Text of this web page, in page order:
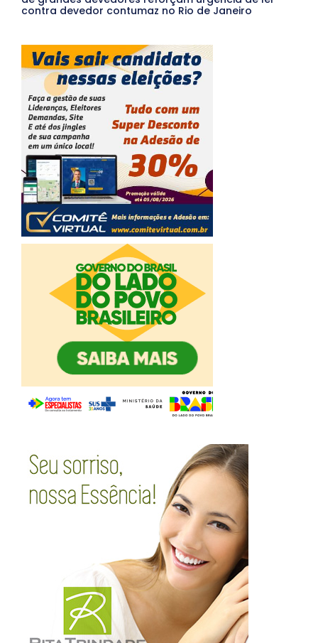
contra devedor contumaz no Rio de Janeiro